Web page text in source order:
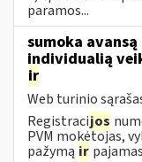
paramos...
sumoka
individualią
ir
Web turinio
Registracijos
PVM mokėtojas,
pažymą ir